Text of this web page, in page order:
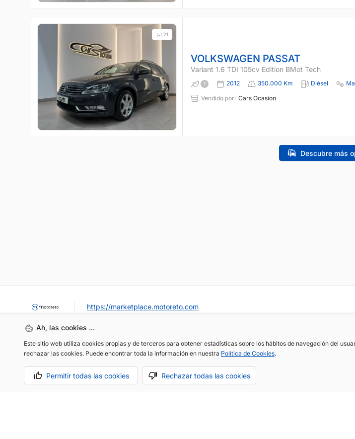
21
VOLKSWAGEN PASSAT
Variant 1.6 TDI 105cv Edition BMot Tech
2012 350.000 Km Diésel
Vendido por: Cars Ocasion
Descubre más
Ah, las cookies ...
Este sitio web utiliza cookies propias y de terceros para obtener estadísticas sobre los hábitos de navegación del
rechazar las cookies. Puede encontrar toda la información en nuestra Política de Cookies.
Permitir todas las cookies Rechazar todas las cookies
https://marketplace.motoreto.com